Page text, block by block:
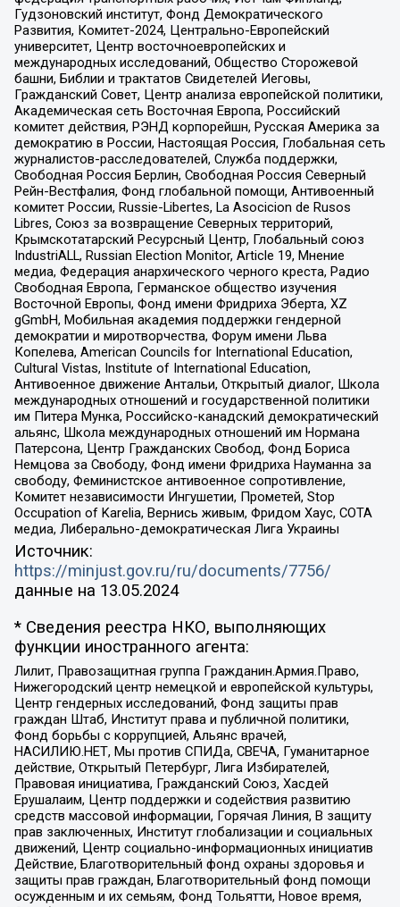
Гудзоновский институт, Фонд Демократического
Развития, Комитет-2024, Центрально-Европейский
университет, Центр восточноевропейских и
международных исследований, Общество Сторожевой
башни, Библии и трактатов Свидетелей Иеговы,
Гражданский Совет, Центр анализа европейской политики,
Академическая сеть Восточная Европа, Российский
комитет действия, РЭНД корпорейшн, Русская Америка за
демократию в России, Настоящая Россия, Глобальная сеть
журналистов-расследователей, Служба поддержки,
Свободная Россия Берлин, Свободная Россия Северный
Рейн-Вестфалия, Фонд глобальной помощи, Антивоенный
комитет России, Russie-Libertes, La Asocicion de Rusos
Libres, Союз за возвращение Северных территорий,
Крымскотатарский Ресурсный Центр, Глобальный союз
IndustriALL, Russian Election Monitor, Article 19, Мнение
медиа, Федерация анархического черного креста, Радио
Свободная Европа, Германское общество изучения
Восточной Европы, Фонд имени Фридриха Эберта, XZ
gGmbH, Мобильная академия поддержки гендерной
демократии и миротворчества, Форум имени Льва
Копелева, American Councils for International Education,
Cultural Vistas, Institute of International Education,
Антивоенное движение Антальи, Открытый диалог, Школа
международных отношений и государственной политики
им Питера Мунка, Российско-канадский демократический
альянс, Школа международных отношений им Нормана
Патерсона, Центр Гражданских Свобод, Фонд Бориса
Немцова за Свободу, Фонд имени Фридриха Науманна за
свободу, Феминистское антивоенное сопротивление,
Комитет независимости Ингушетии, Прометей, Stop
Occupation of Karelia, Вернись живым, Фридом Хаус, СОТА
медиа, Либерально-демократическая Лига Украины
Источник:
https://minjust.gov.ru/ru/documents/7756/
данные на 13.05.2024
* Сведения реестра НКО, выполняющих
функции иностранного агента:
Лилит, Правозащитная группа Гражданин.Армия.Право,
Нижегородский центр немецкой и европейской культуры,
Центр гендерных исследований, Фонд защиты прав
граждан Штаб, Институт права и публичной политики,
Фонд борьбы с коррупцией, Альянс врачей,
НАСИЛИЮ.НЕТ, Мы против СПИДа, СВЕЧА, Гуманитарное
действие, Открытый Петербург, Лига Избирателей,
Правовая инициатива, Гражданский Союз, Хасдей
Ерушалаим, Центр поддержки и содействия развитию
средств массовой информации, Горячая Линия, В защиту
прав заключенных, Институт глобализации и социальных
движений, Центр социально-информационных инициатив
Действие, Благотворительный фонд охраны здоровья и
защиты прав граждан, Благотворительный фонд помощи
осужденным и их семьям, Фонд Тольятти, Новое время,